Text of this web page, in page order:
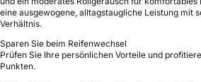
eine ausgewogene, alltagstaugliche Leistung mit
Verhältnis.
Sparen Sie beim Reifenwechsel
Prüfen Sie Ihre persönlichen Vorteile und
Punkten.